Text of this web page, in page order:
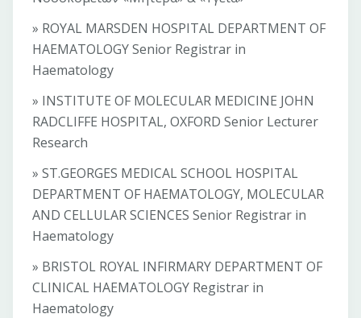
» ROYAL MARSDEN HOSPITAL DEPARTMENT OF
HAEMATOLOGY Senior Registrar in
Haematology
» INSTITUTE OF MOLECULAR MEDICINE JOHN
RADCLIFFE HOSPITAL, OXFORD Senior Lecturer
Research
» ST.GEORGES MEDICAL SCHOOL HOSPITAL
DEPARTMENT OF HAEMATOLOGY, MOLECULAR
AND CELLULAR SCIENCES Senior Registrar in
Haematology
» BRISTOL ROYAL INFIRMARY DEPARTMENT OF
CLINICAL HAEMATOLOGY Registrar in
Haematology